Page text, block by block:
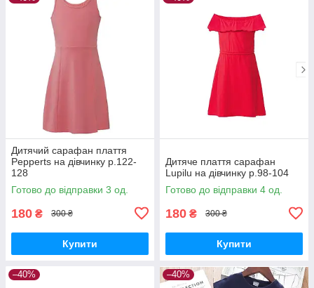
Дитячий сарафан плаття
Pepperts на дівчинку р.122-
128
Готово до відправки 3 од.
180 ₴ 300 ₴
Купити
Дитяче плаття сарафан
Lupilu на дівчинку р.98-104
Готово до відправки 4 од.
180 ₴ 300 ₴
Купити
–40% –40%